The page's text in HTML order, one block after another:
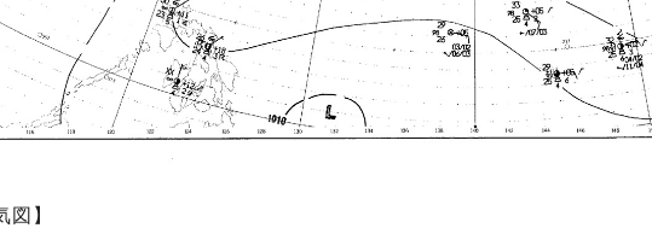
】